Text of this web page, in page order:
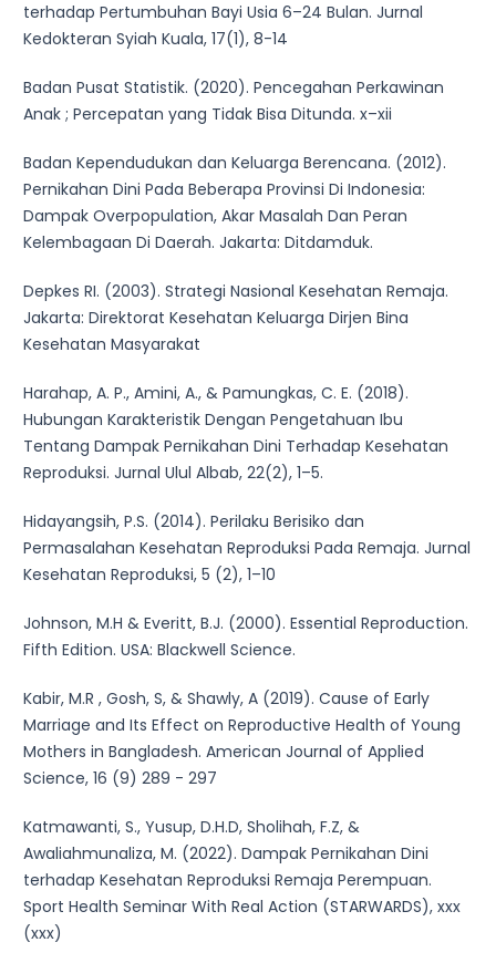
terhadap Pertumbuhan Bayi Usia 6–24 Bulan. Jurnal
Kedokteran Syiah Kuala, 17(1), 8-14
Badan Pusat Statistik. (2020). Pencegahan Perkawinan
Anak ; Percepatan yang Tidak Bisa Ditunda. x–xii
Badan Kependudukan dan Keluarga Berencana. (2012).
Pernikahan Dini Pada Beberapa Provinsi Di Indonesia:
Dampak Overpopulation, Akar Masalah Dan Peran
Kelembagaan Di Daerah. Jakarta: Ditdamduk.
Depkes RI. (2003). Strategi Nasional Kesehatan Remaja.
Jakarta: Direktorat Kesehatan Keluarga Dirjen Bina
Kesehatan Masyarakat
Harahap, A. P., Amini, A., & Pamungkas, C. E. (2018).
Hubungan Karakteristik Dengan Pengetahuan Ibu
Tentang Dampak Pernikahan Dini Terhadap Kesehatan
Reproduksi. Jurnal Ulul Albab, 22(2), 1–5.
Hidayangsih, P.S. (2014). Perilaku Berisiko dan
Permasalahan Kesehatan Reproduksi Pada Remaja. Jurnal
Kesehatan Reproduksi, 5 (2), 1–10
Johnson, M.H & Everitt, B.J. (2000). Essential Reproduction.
Fifth Edition. USA: Blackwell Science.
Kabir, M.R , Gosh, S, & Shawly, A (2019). Cause of Early
Marriage and Its Effect on Reproductive Health of Young
Mothers in Bangladesh. American Journal of Applied
Science, 16 (9) 289 - 297
Katmawanti, S., Yusup, D.H.D, Sholihah, F.Z, &
Awaliahmunaliza, M. (2022). Dampak Pernikahan Dini
terhadap Kesehatan Reproduksi Remaja Perempuan.
Sport Health Seminar With Real Action (STARWARDS), xxx
(xxx)